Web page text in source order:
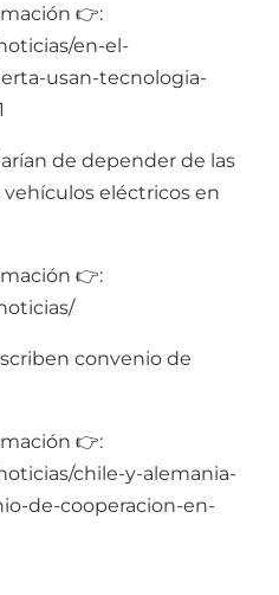
👉:
en-el-
usan-tecnologia-
de depender de las
vehículos eléctricos en
👉:
convenio de
👉:
chile-y-alemania-
de-cooperacion-en-